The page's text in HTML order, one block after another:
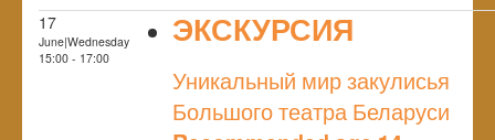
17
June|Wednesday
15:00 - 17:00
ЭКСКУРСИЯ
Уникальный мир закулисья
Большого театра Беларуси